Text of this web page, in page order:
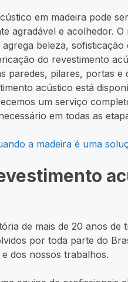
em madeira pode
agradável e acolhedor.
beleza,
do revestimento
paredes, pilares, portas e
acústico está
um serviço
em todas as
a madeira é uma
de mais de 20 anos
por toda parte do
dos nossos trabalhos.